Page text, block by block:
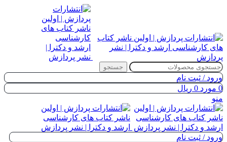
جستجو
ورود / ثبت نام
0 مورد 0 ریال
منو
ورود / ثبت نام